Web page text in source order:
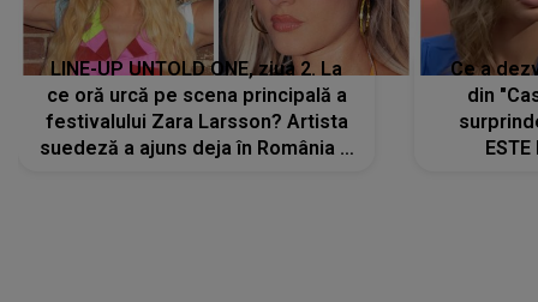
LINE-UP UNTOLD ONE, ziua 2. La
ce oră urcă pe scena principală a
festivalului Zara Larsson? Artista
suedeză a ajuns deja în România și
Ce a
din